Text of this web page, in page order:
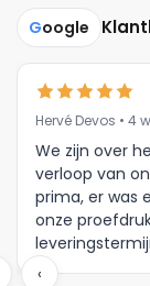
Google
Hervé Devos • 4
We zijn over
verloop van
prima, er was
onze
Meer moet dat
‹